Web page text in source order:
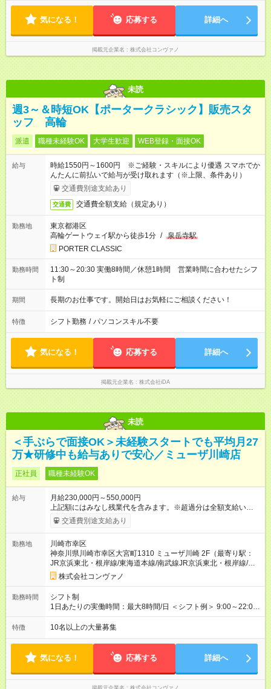
きることが増えるほどお給料に反映される環境です。 【試用期
間】試用期間あり 試用期間の長さ：6ヶ月 ※ 雇用形態と給与
に、本採用時と異なる部分があります。 雇用形態：中途採用
（契約社員） 給与：月給 220,000円以上 上記額にはみなし残業
代 8,552円／月 みなし残業時間 5.5時間／月
に準じます。
気になる！ 応募する 詳細へ
掲載元企業名 株式会社コンヴァノ
未読
週3～＆時短OK【ポータークラシック】販売スタ
ッフ 高輪
派遣 職種未経験OK 大学生歓迎 WEB登録・面接OK
給与
時給1550円～1600円 ※ご経験・スキルにより優遇 スマホでか
んたんに前払いで給与が受け取れます（※上限、条件あり）
交通費別途支給あり
交通費 交通費全額支給（規定あり）
勤務地
東京都港区
高輪ゲートウェイ駅から徒歩1分 / 泉岳寺駅
PORTER CLASSIC
勤務時間
11:30～20:30 実働8時間／休憩1時間 営業時間に合わせたシフ
ト制
期間 長期のお仕事です。開始日はお気軽にご相談ください！
特徴 シフト勤務 / パソコンスキル不要
気になる！ 応募する 詳細へ
掲載元企業名 株式会社iDA
未読
＜手ぶらで面接OK＞未経験スタートでも平均月27
万★研修中も給与ありで安心／ミューザ川崎店
正社員 職種未経験OK
給与
月給230,000円～550,000円
上記額にはみなし残業代を含みます。※超過分は全額支給いたし
ます。 みなし残業代 8,940円／月 みなし残業時間 5.5時間／月
上記には、月5.5時間分のみなし残業代(8，940円)を含む。超過
円～ （期間中は契約社員） ※社内基準を満たした場合は、その
後正規登用可 【年収例】 ◆エリアマネージャー 月給25万円＋役
職手当3万円＋インセン14万5，781円＝42万5，781円 ◆店長
月給 25万円＋役職手当1万円＋インセン8万2，547円＝34万2，
547円 ◆社員(役職なし) 月給23万円＋インセン1万4701円＝24
万4，701円 ＜別途支給手当＞ ・インセンティブ：月10万円以
上も可能！ ・賞与：年2回(6月/12月)※業績による ・交通費：月
たり) ・回数：随時 ・反映時期：次月の給与から ・評価手法：
社内評価に基づく ※あなたの頑張りをしっかり評価します！で
きることが増えるほどお給料に反映される環境です。 【試用期
間】試用期間あり 試用期間の長さ：6ヶ月 ※ 雇用形態と給与
に、本採用時と異なる部分があります。 雇用形態：中途採用
（契約社員） 給与：月給 220,000円以上 上記額にはみなし残業
交通費別途支給あり
勤務地
川崎市幸区
神奈川県川崎市幸区大宮町1310 ミューザ川崎 2F（最寄り駅：
JR京浜東北・根岸線/東海道本線/南武線JR京浜東北・根岸線/東
海道本線/南武線）
株式会社コンヴァノ
勤務時間
シフト制
1日あたりの実働時間：最大8時間/日 ＜シフト例＞ 9:00～22:00
でのシフト制（実働8時間／休憩60分） ※月平均の残業時間は、
17時間以下です。 ※営業時間は【平日】11：00～22：00、【土
に準じます。
特徴 10名以上の大量募集
気になる！ 応募する 詳細へ
掲載元企業名 株式会社コンヴァノ